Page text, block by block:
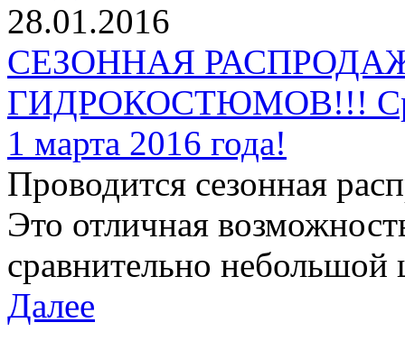
28.01.2016
СЕЗОННАЯ
ГИДРОКОСТЮМОВ!!!
1 марта 2016 года!
Проводится сезонная
Это отличная
сравнительно
Далее